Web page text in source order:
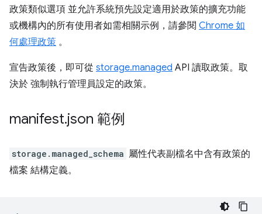
政策類似選項 並允許系統預先設定適用於政策的擴充功能
或機構內的所有使用者如需相關示例，請參閱 Chrome 如
何處理政策 。
宣告政策後，即可從 storage.managed API 讀取政策。取
決於 強制執行管理員設定的政策。
manifest.json 範例
storage.managed_schema 屬性代表副檔名中含有政策的
檔案 結構定義。